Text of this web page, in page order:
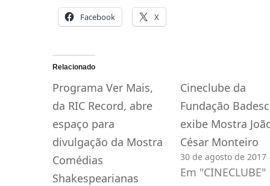
Facebook X
Relacionado
Programa Ver Mais,
da RIC Record, abre
espaço para
divulgação da Mostra
Comédias
Shakespearianas
Cineclube da
Fundação Badesc
exibe Mostra
César Monteiro
30 de agosto de 2017
Em "CINECLUBE"